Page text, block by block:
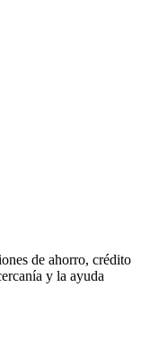
de ahorro, crédito
y la ayuda